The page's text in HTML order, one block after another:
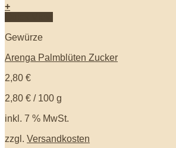
+
Gewürze
Arenga Palmblüten Zucker
2,80 €
2,80 € / 100 g
inkl. 7 % MwSt.
zzgl. Versandkosten